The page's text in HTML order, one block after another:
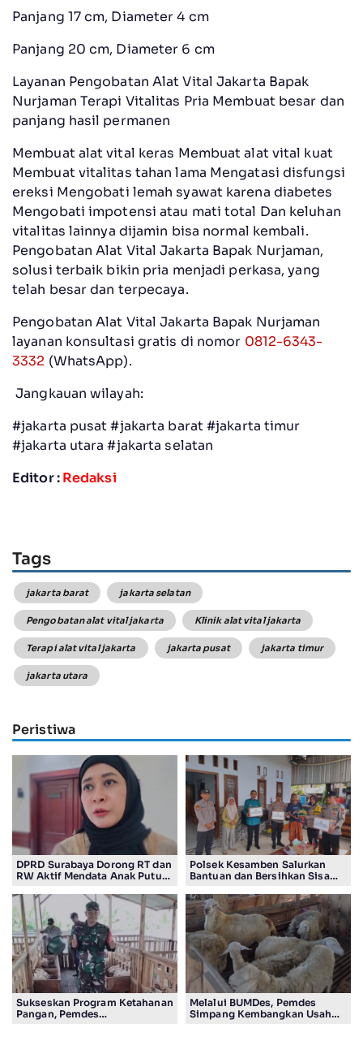
Panjang 17 cm, Diameter 4 cm
Panjang 20 cm, Diameter 6 cm
Layanan Pengobatan Alat Vital Jakarta Bapak
Nurjaman Terapi Vitalitas Pria Membuat besar dan
panjang hasil permanen
Membuat alat vital keras Membuat alat vital kuat
Membuat vitalitas tahan lama Mengatasi disfungsi
ereksi Mengobati lemah syawat karena diabetes
Mengobati impotensi atau mati total Dan keluhan
vitalitas lainnya dijamin bisa normal kembali.
Pengobatan Alat Vital Jakarta Bapak Nurjaman,
solusi terbaik bikin pria menjadi perkasa, yang
telah besar dan terpecaya.
Pengobatan Alat Vital Jakarta Bapak Nurjaman
layanan konsultasi gratis di nomor 0812-6343-
3332 (WhatsApp).
Jangkauan wilayah:
#jakarta pusat #jakarta barat #jakarta timur
#jakarta utara #jakarta selatan
Editor :Redaksi
Tags
jakarta barat jakarta selatan
Pengobatan alat vital jakarta Klinik alat vital jakarta
Terapi alat vital jakarta jakarta pusat jakarta timur
jakarta utara
Peristiwa
DPRD Surabaya Dorong RT dan
RW Aktif Mendata Anak Putus
Polsek Kesamben Salurkan
Bantuan dan Bersihkan Sisa
Kakek Sukatin
Sukseskan Program Ketahanan
Pangan, Pemdes
Melalui BUMDes, Pemdes
Simpang Kembangkan Usaha